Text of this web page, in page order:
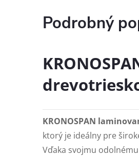
Podrobný
KRONOSPAN
ktorý je ideálny pre
Vďaka svojmu